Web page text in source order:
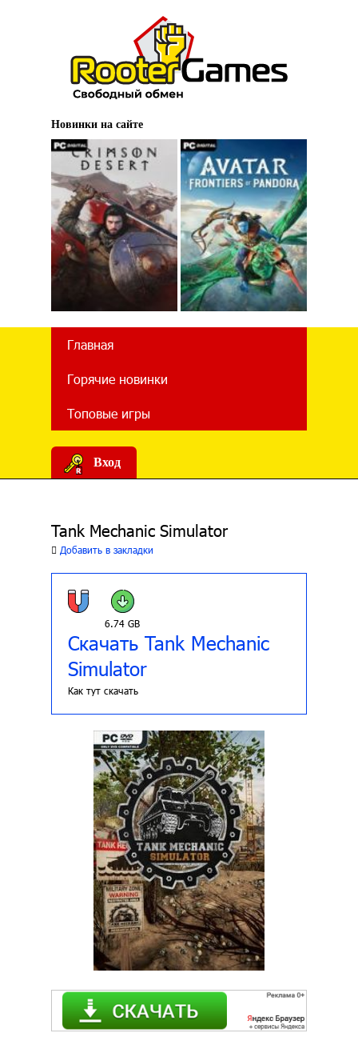
Новинки на сайте
Главная
Горячие новинки
Топовые игры
Вход
Tank Mechanic Simulator
Добавить в закладки
6.74 GB
Скачать Tank Mechanic
Simulator
Как тут скачать